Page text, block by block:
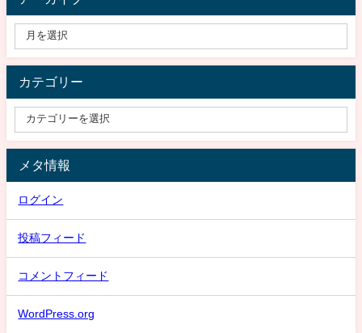
カテゴリー
メタ情報
ログイン
投稿フィード
コメントフィード
WordPress.org